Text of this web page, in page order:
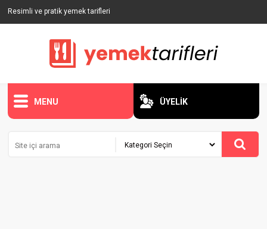
Resimli ve pratik yemek tarifleri
MENU ÜYELİK